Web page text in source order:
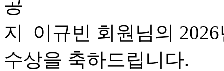
이규빈 회원님의
수상을 축하드립니다.